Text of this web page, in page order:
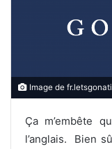
Image de
Ça m’embête
l’anglais. Bien